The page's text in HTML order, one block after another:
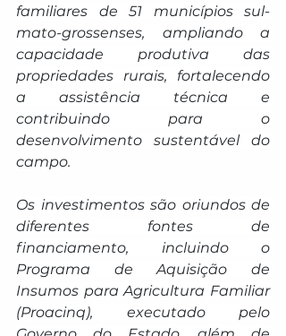
familiares de 51 municípios sul-
mato-grossenses, ampliando a
capacidade produtiva das
propriedades rurais, fortalecendo
a assistência técnica e
contribuindo para o
desenvolvimento sustentável do
campo.
Os investimentos são oriundos de
diferentes fontes de
financiamento, incluindo o
Programa de Aquisição de
Insumos para Agricultura Familiar
(Proacinq), executado pelo